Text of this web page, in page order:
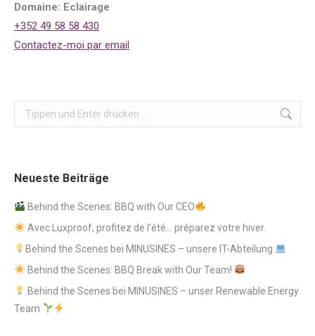
Domaine: Eclairage
+352 49 58 58 430
Contactez-moi par email
Search:
Neueste Beiträge
Behind the Scenes: BBQ with Our CEO
Avec Luxproof, profitez de l’été… préparez votre hiver.
Behind the Scenes bei MINUSINES – unsere IT-Abteilung
Behind the Scenes: BBQ Break with Our Team!
Behind the Scenes bei MINUSINES – unser Renewable Energy
Team